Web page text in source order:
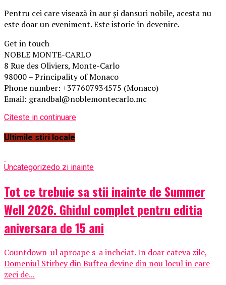
Pentru cei care visează în aur și dansuri nobile, acesta nu
este doar un eveniment. Este istorie în devenire.
Get in touch
NOBLE MONTE-CARLO
8 Rue des Oliviers, Monte-Carlo
98000 – Principality of Monaco
Phone number: +377607934575 (Monaco)
Email: grandbal@noblemontecarlo.mc
Citeste in continuare
Ultimile stiri locale
Uncategorizedo zi inainte
Tot ce trebuie sa stii inainte de Summer
Well 2026. Ghidul complet pentru editia
aniversara de 15 ani
Countdown-ul aproape s-a incheiat. In doar cateva zile,
Domeniul Stirbey din Buftea devine din nou locul in care
zeci de...